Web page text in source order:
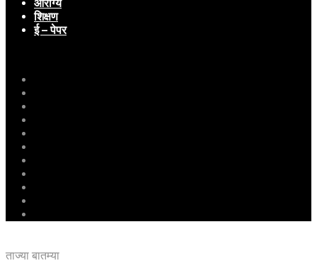
आरोग्य
शिक्षण
ई – पेपर
ताज्या बातम्या